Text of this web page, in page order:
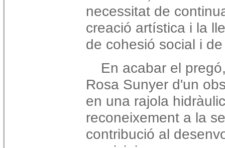
necessitat de
creació artística i la
de cohesió social i
En acabar el
Rosa Sunyer d'un
en una rajola
reconeixement a la
contribució al